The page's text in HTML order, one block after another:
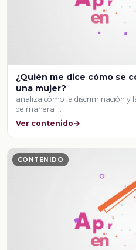
¿Quién me dice cómo se
una mujer?
analiza cómo la discriminación y
de manera …
Ver contenido
CONTENIDO